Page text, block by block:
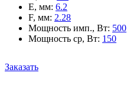
E, мм: 6.2
F, мм: 2.28
Мощность имп., Вт: 500
Мощность ср, Вт: 150
Заказать